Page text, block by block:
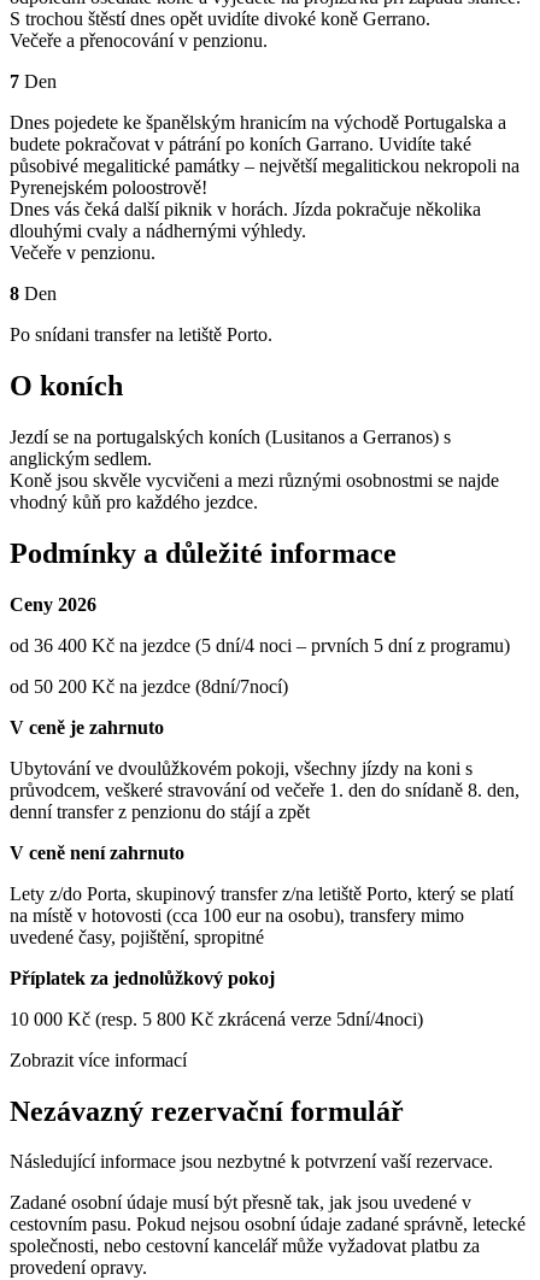
S trochou štěstí dnes opět uvidíte divoké koně Gerrano.
Večeře a přenocování v penzionu.
7 Den
Dnes pojedete ke španělským hranicím na východě Portugalska a
budete pokračovat v pátrání po koních Garrano. Uvidíte také
působivé megalitické památky – největší megalitickou nekropoli na
Pyrenejském poloostrově!
Dnes vás čeká další piknik v horách. Jízda pokračuje několika
dlouhými cvaly a nádhernými výhledy.
Večeře v penzionu.
8 Den
Po snídani transfer na letiště Porto.
O koních
Jezdí se na portugalských koních (Lusitanos a Gerranos) s
anglickým sedlem.
Koně jsou skvěle vycvičeni a mezi různými osobnostmi se najde
vhodný kůň pro každého jezdce.
Podmínky a důležité informace
Ceny 2026
od 36 400 Kč na jezdce (5 dní/4 noci – prvních 5 dní z programu)
od 50 200 Kč na jezdce (8dní/7nocí)
V ceně je zahrnuto
Ubytování ve dvoulůžkovém pokoji, všechny jízdy na koni s
průvodcem, veškeré stravování od večeře 1. den do snídaně 8. den,
denní transfer z penzionu do stájí a zpět
V ceně není zahrnuto
Lety z/do Porta, skupinový transfer z/na letiště Porto, který se platí
na místě v hotovosti (cca 100 eur na osobu), transfery mimo
uvedené časy, pojištění, spropitné
Příplatek za jednolůžkový pokoj
10 000 Kč (resp. 5 800 Kč zkrácená verze 5dní/4noci)
Zobrazit více informací
Nezávazný rezervační formulář
Následující informace jsou nezbytné k potvrzení vaší rezervace.
Zadané osobní údaje musí být přesně tak, jak jsou uvedené v
cestovním pasu. Pokud nejsou osobní údaje zadané správně, letecké
společnosti, nebo cestovní kancelář může vyžadovat platbu za
provedení opravy.